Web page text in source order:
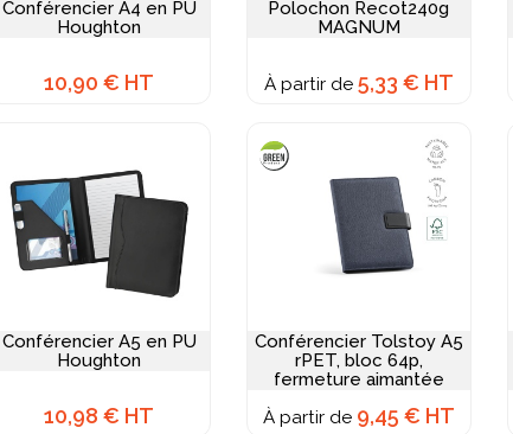
Conférencier A4 en PU
Houghton
10,90 € HT
Polochon Recot240g
MAGNUM
À partir de 5,33 € HT
Conférencier A5 en PU
Houghton
10,98 € HT
Conférencier Tolstoy A5
rPET, bloc 64p,
fermeture aimantée
À partir de 9,45 € HT